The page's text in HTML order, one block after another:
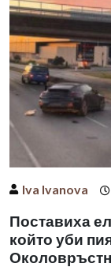
Iva Ivanova
Поставиха
който уби